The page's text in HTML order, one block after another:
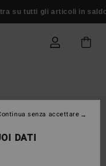
su tutti gli articoli in saldo*
DATI
senza accettare